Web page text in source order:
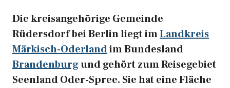
Die kreisangehörige Gemeinde
Rüdersdorf bei Berlin liegt imLandkreis
Märkisch-Oderlandim Bundesland
Brandenburgund gehört zum Reisegebiet
Seenland Oder-Spree. Sie hat eine Fläche